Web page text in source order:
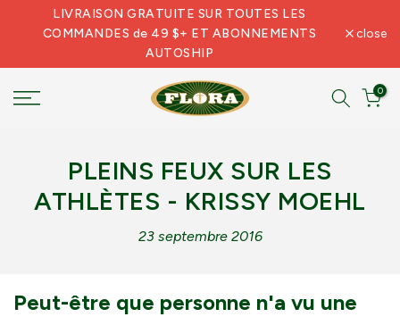
content
LIVRAISON GRATUITE SUR TOUTES LES
COMMANDES de 49 $+ ET ABONNEMENTS
AUTOSHIP
close
0
PLEINS FEUX SUR LES
ATHLÈTES - KRISSY MOEHL
23 septembre 2016
Peut-être que personne n'a vu une